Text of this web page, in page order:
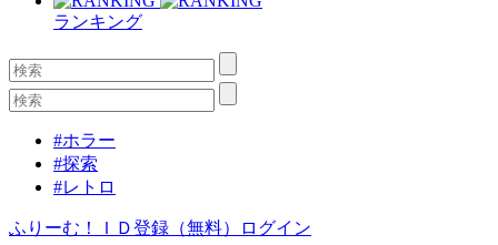
ランキング
#ホラー
#探索
#レトロ
ふりーむ！ＩＤ登録（無料） ログイン